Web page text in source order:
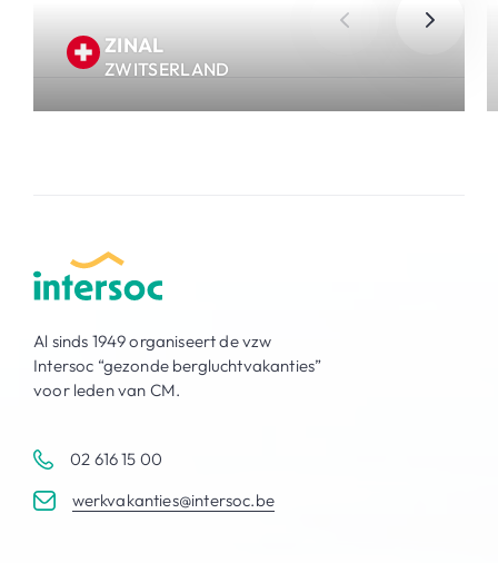
ZINAL
ZWITSERLAND
Al sinds 1949 organiseert de vzw
Intersoc “gezonde bergluchtvakanties”
voor leden van CM.
02 616 15 00
werkvakanties@intersoc.be